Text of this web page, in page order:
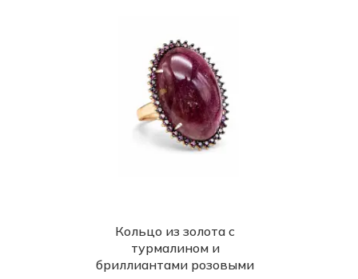
Кольцо из золота с
турмалином и
бриллиантами розовыми